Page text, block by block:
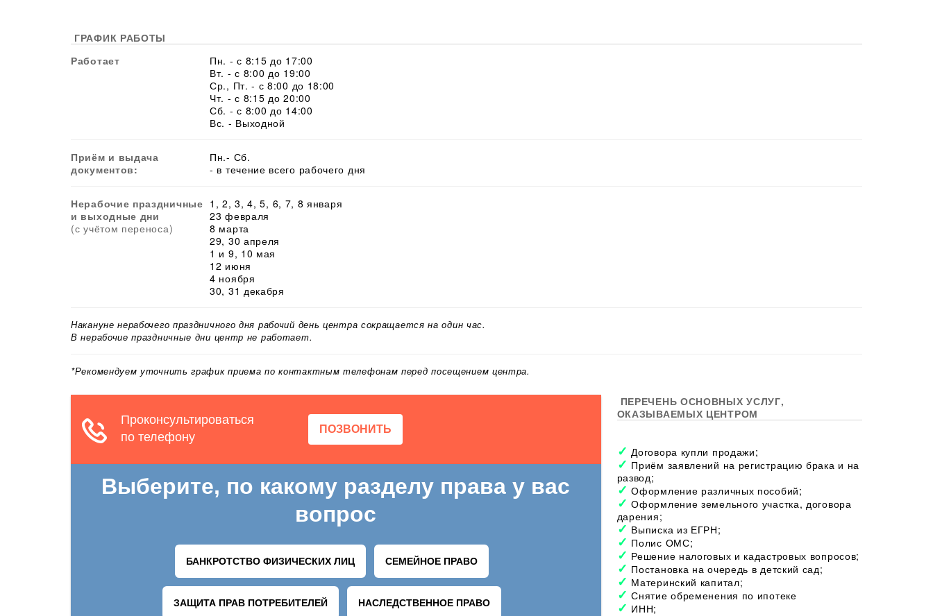
ГРАФИК РАБОТЫ
Работает
Пн. - с 8:15 до 17:00
Вт. - с 8:00 до 19:00
Ср., Пт. - с 8:00 до 18:00
Чт. - с 8:15 до 20:00
Сб. - с 8:00 до 14:00
Вс. - Выходной
Приём и выдача
документов:
Пн.- Сб.
- в течение всего рабочего дня
Нерабочие праздничные
и выходные дни
(с учётом переноса)
1, 2, 3, 4, 5, 6, 7, 8 января
23 февраля
8 марта
29, 30 апреля
1 и 9, 10 мая
12 июня
4 ноября
30, 31 декабря
Накануне нерабочего праздничного дня рабочий день центра сокращается на один час.
В нерабочие праздничные дни центр не работает.
*Рекомендуем уточнить график приема по контактным телефонам перед посещением центра.
ПЕРЕЧЕНЬ ОСНОВНЫХ УСЛУГ,
ОКАЗЫВАЕМЫХ ЦЕНТРОМ
Договора купли продажи;
Приём заявлений на регистрацию брака и на
развод;
Оформление различных пособий;
Оформление земельного участка, договора
дарения;
Выписка из ЕГРН;
Полис ОМС;
Решение налоговых и кадастровых вопросов;
Постановка на очередь в детский сад;
Материнский капитал;
Снятие обременения по ипотеке
ИНН;